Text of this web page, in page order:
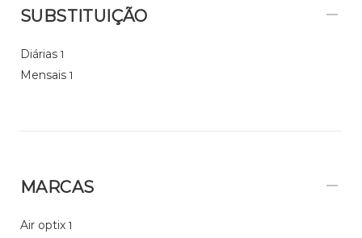
SUBSTITUIÇÃO
Diárias 1
Mensais 1
MARCAS
Air optix 1